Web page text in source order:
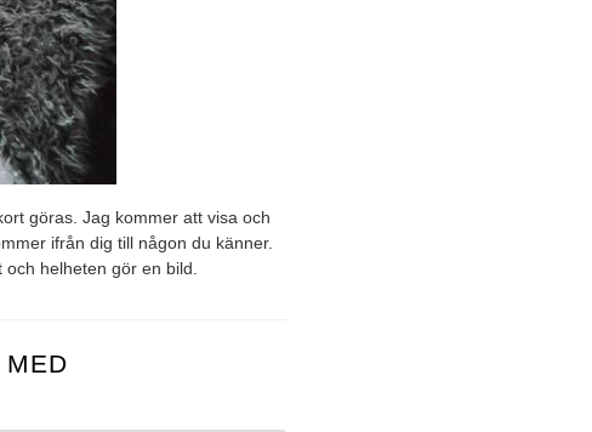
göras. Jag kommer att visa och
ifrån dig till någon du känner.
helheten gör en bild.